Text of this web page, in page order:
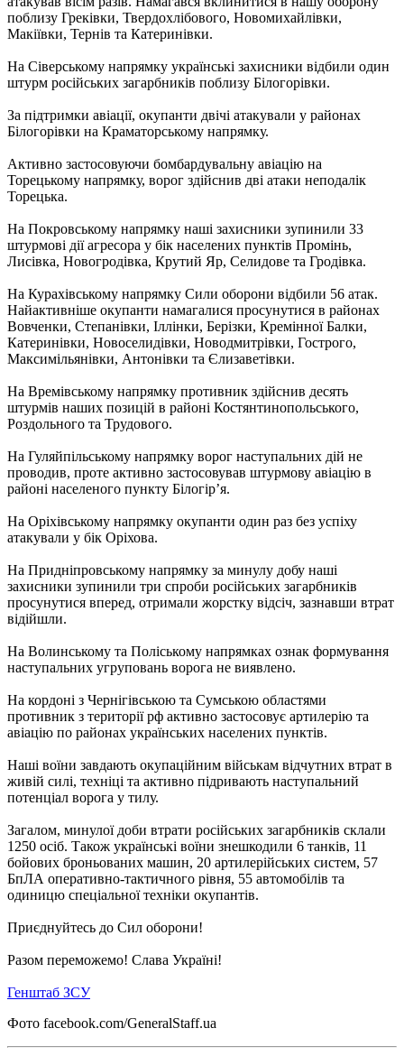
поблизу Греківки, Твердохлібового, Новомихайлівки,
Макіївки, Тернів та Катеринівки.
На Сіверському напрямку українські захисники відбили один
штурм російських загарбників поблизу Білогорівки.
За підтримки авіації, окупанти двічі атакували у районах
Білогорівки на Краматорському напрямку.
Активно застосовуючи бомбардувальну авіацію на
Торецькому напрямку, ворог здійснив дві атаки неподалік
Торецька.
На Покровському напрямку наші захисники зупинили 33
штурмові дії агресора у бік населених пунктів Промінь,
Лисівка, Новогродівка, Крутий Яр, Селидове та Гродівка.
На Курахівському напрямку Сили оборони відбили 56 атак.
Найактивніше окупанти намагалися просунутися в районах
Вовченки, Степанівки, Іллінки, Берізки, Кремінної Балки,
Катеринівки, Новоселидівки, Новодмитрівки, Гострого,
Максимільянівки, Антонівки та Єлизаветівки.
На Времівському напрямку противник здійснив десять
штурмів наших позицій в районі Костянтинопольського,
Роздольного та Трудового.
На Гуляйпільському напрямку ворог наступальних дій не
проводив, проте активно застосовував штурмову авіацію в
районі населеного пункту Білогір’я.
На Оріхівському напрямку окупанти один раз без успіху
атакували у бік Оріхова.
На Придніпровському напрямку за минулу добу наші
захисники зупинили три спроби російських загарбників
просунутися вперед, отримали жорстку відсіч, зазнавши втрат
відійшли.
На Волинському та Поліському напрямках ознак формування
наступальних угруповань ворога не виявлено.
На кордоні з Чернігівською та Сумською областями
противник з території рф активно застосовує артилерію та
авіацію по районах українських населених пунктів.
Наші воїни завдають окупаційним військам відчутних втрат в
живій силі, техніці та активно підривають наступальний
потенціал ворога у тилу.
Загалом, минулої доби втрати російських загарбників склали
1250 осіб. Також українські воїни знешкодили 6 танків, 11
бойових броньованих машин, 20 артилерійських систем, 57
БпЛА оперативно-тактичного рівня, 55 автомобілів та
одиницю спеціальної техніки окупантів.
Приєднуйтесь до Сил оборони!
Разом переможемо! Слава Україні!
Генштаб ЗСУ
Фото facebook.com/GeneralStaff.ua